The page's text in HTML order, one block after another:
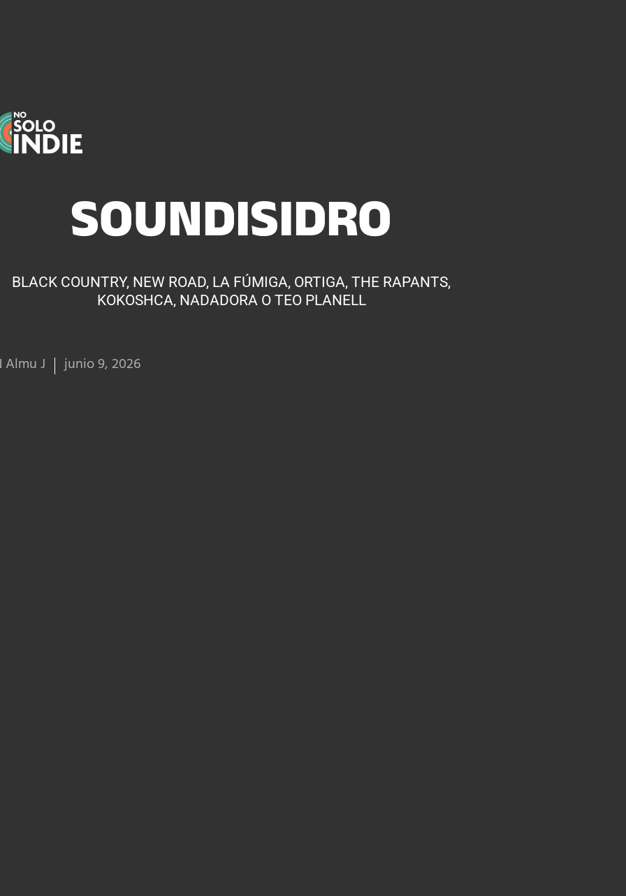
SOUNDISIDRO
BLACK COUNTRY, NEW ROAD, LA FÚMIGA, ORTIGA, THE RAPANTS,
KOKOSHCA, NADADORA O TEO PLANELL
Almu J junio 9, 2026